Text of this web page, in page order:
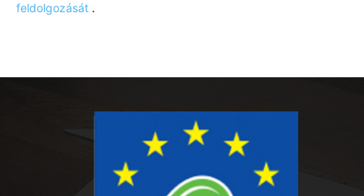
feldolgozását .